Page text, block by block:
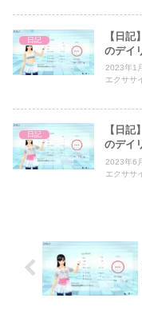
日記
【日
のデイ
2023年1
エクササ
日記
【日
のデイ
2023年6
エクササ